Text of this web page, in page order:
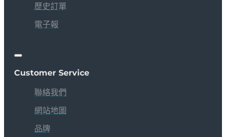
歷史訂單
電子報
Customer Service
聯絡我們
網站地圖
品牌